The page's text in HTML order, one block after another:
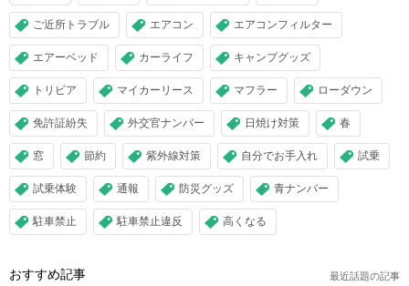
ご近所トラブル エアコン エアコンフィルター
エアーベッド カーライフ キャンプグッズ
トリビア マイカーリース マフラー ローダウン
免許証紛失 外交官ナンバー 日焼け対策 春
窓 節約 紫外線対策 自分でお手入れ 試乗
試乗体験 通報 防災グッズ 青ナンバー
駐車禁止 駐車禁止違反 高くなる
おすすめ記事 最近話題の記事